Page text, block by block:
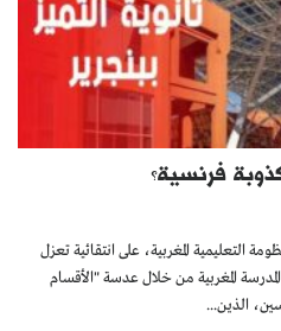
فرنسية؟
التعليمية المغربية، على انتقائية تعزل
المغربية من خلال عدسة "الأقسام
الذين...